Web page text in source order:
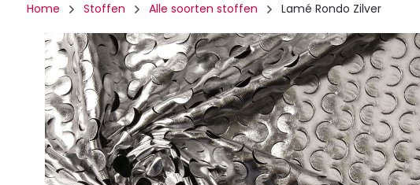
Home Stoffen Alle soorten stoffen Lamé Rondo Zilver